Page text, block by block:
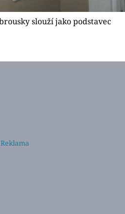
slouží jako podstavec